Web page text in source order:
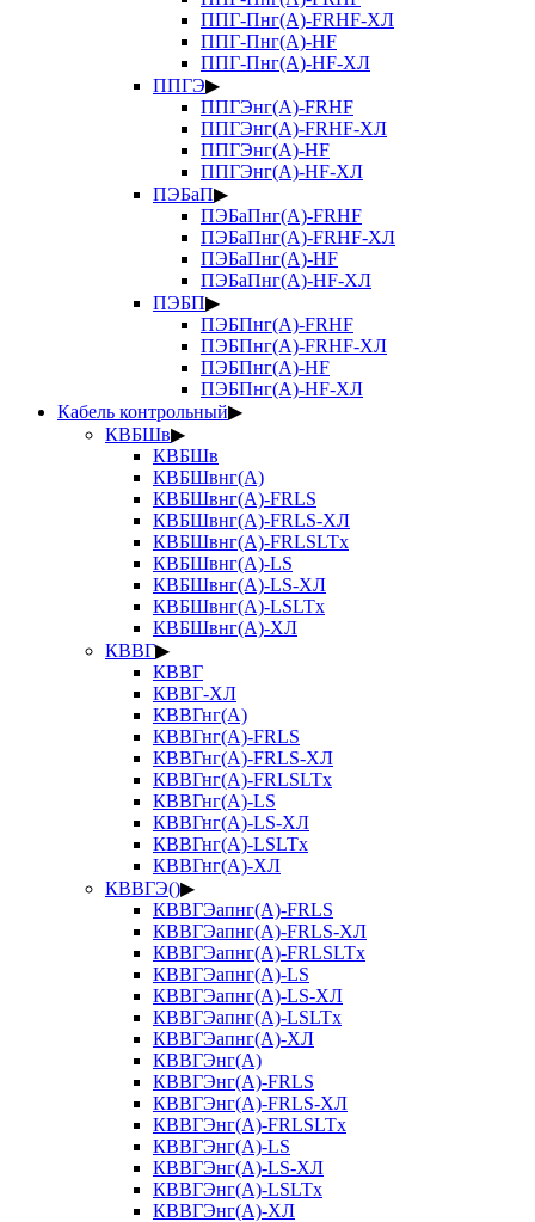
ППГ-Пнг(А)-FRHF-ХЛ
ППГ-Пнг(А)-HF
ППГ-Пнг(А)-HF-ХЛ
ППГЭ▶
ППГЭнг(А)-FRHF
ППГЭнг(А)-FRHF-ХЛ
ППГЭнг(А)-HF
ППГЭнг(А)-HF-ХЛ
ПЭБаП▶
ПЭБаПнг(А)-FRHF
ПЭБаПнг(А)-FRHF-ХЛ
ПЭБаПнг(А)-HF
ПЭБаПнг(А)-HF-ХЛ
ПЭБП▶
ПЭБПнг(А)-FRHF
ПЭБПнг(А)-FRHF-ХЛ
ПЭБПнг(А)-HF
ПЭБПнг(А)-HF-ХЛ
Кабель контрольный▶
КВБШв▶
КВБШв
КВБШвнг(А)
КВБШвнг(А)-FRLS
КВБШвнг(А)-FRLS-ХЛ
КВБШвнг(А)-FRLSLTx
КВБШвнг(А)-LS
КВБШвнг(А)-LS-ХЛ
КВБШвнг(А)-LSLTx
КВБШвнг(А)-ХЛ
КВВГ▶
КВВГ
КВВГ-ХЛ
КВВГнг(А)
КВВГнг(А)-FRLS
КВВГнг(А)-FRLS-ХЛ
КВВГнг(А)-FRLSLTx
КВВГнг(А)-LS
КВВГнг(А)-LS-ХЛ
КВВГнг(А)-LSLTx
КВВГнг(А)-ХЛ
КВВГЭ()▶
КВВГЭапнг(А)-FRLS
КВВГЭапнг(А)-FRLS-ХЛ
КВВГЭапнг(А)-FRLSLTx
КВВГЭапнг(А)-LS
КВВГЭапнг(А)-LS-ХЛ
КВВГЭапнг(А)-LSLTx
КВВГЭапнг(А)-ХЛ
КВВГЭнг(А)
КВВГЭнг(А)-FRLS
КВВГЭнг(А)-FRLS-ХЛ
КВВГЭнг(А)-FRLSLTx
КВВГЭнг(А)-LS
КВВГЭнг(А)-LS-ХЛ
КВВГЭнг(А)-LSLTx
КВВГЭнг(А)-ХЛ